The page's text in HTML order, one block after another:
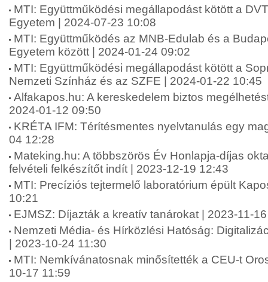
MTI: Együttműködési megállapodást kötött a
Egyetem | 2024-07-23 10:08
MTI: Együttműködés az MNB-Edulab és a
Egyetem között | 2024-01-24 09:02
MTI: Együttműködési megállapodást kötött a
Nemzeti Színház és az SZFE | 2024-01-22 10:45
Alfakapos.hu: A kereskedelem biztos
2024-01-12 09:50
KRÉTA IFM: Térítésmentes nyelvtanulás egy
04 12:28
Mateking.hu: A többszörös Év Honlapja-díjas
felvételi felkészítőt indít | 2023-12-19 12:43
MTI: Precíziós tejtermelő laboratórium épült
10:21
EJMSZ: Díjazták a kreatív tanárokat | 2023-11-
Nemzeti Média- és Hírközlési Hatóság:
| 2023-10-24 11:30
MTI: Nemkívánatosnak minősítették a CEU-t
10-17 11:59